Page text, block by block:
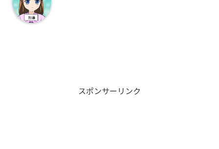
スポンサーリンク